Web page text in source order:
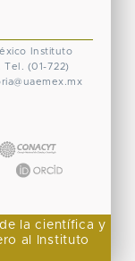
Instituto
(01-722)
la científica y
al Instituto